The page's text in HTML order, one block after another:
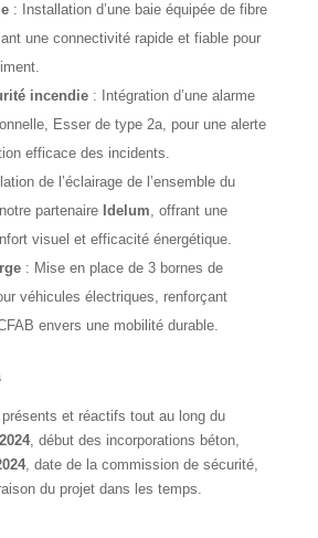
: Installation d’une baie équipée de fibre
une connectivité rapide et fiable pour
incendie: Intégration d’une alarme
Esser de type 2a, pour une alerte
efficace des incidents.
de l’éclairage de l’ensemble du
partenaire Idelum, offrant une
visuel et efficacité énergétique.
: Mise en place de 3 bornes de
véhicules électriques, renforçant
envers une mobilité durable.
et réactifs tout au long du
, début des incorporations béton,
, date de la commission de sécurité,
du projet dans les temps.